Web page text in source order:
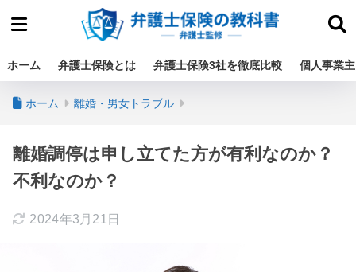
ホーム 弁護士保険とは 弁護士保険3社を徹底比較 個人事業
ホーム 離婚・男女トラブル
離婚調停は申し立てた方が有利なのか？
不利なのか？
2024年3月21日